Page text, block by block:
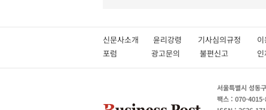
신문사소개 윤리강령 기사심의규정
포럼
광고문의 불편신고
서울특별시 성동
팩스 : 070-